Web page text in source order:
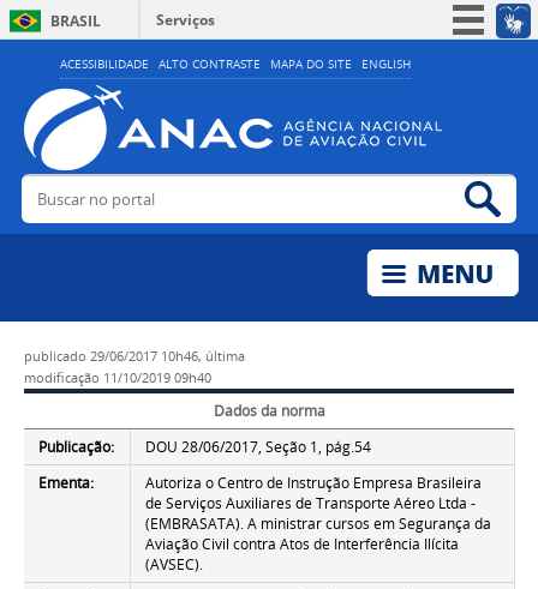
ACESSIBILIDADE ALTO CONTRASTE MAPA DO SITE ENGLISH
BRASIL
Serviços
Simplifique!
Acesso à informação
Legislação
Buscar no portal
publicado 29/06/2017 10h46, última
modificação 11/10/2019 09h40
Dados da norma
Publicação:
DOU 28/06/2017, Seção 1, pág.54
Ementa:
Autoriza o Centro de Instrução Empresa Brasileira
de Serviços Auxiliares de Transporte Aéreo Ltda -
(EMBRASATA). A ministrar cursos em Segurança da
Aviação Civil contra Atos de Interferência Ilícita
(AVSEC).